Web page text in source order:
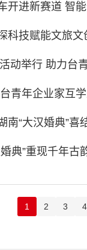
开进新赛道 智
科技赋能文旅文
动举行 助力台
青年企业家互
典”重现千年古
1 2 3 4